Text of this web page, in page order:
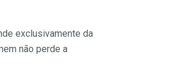
exclusivamente da
não perde a